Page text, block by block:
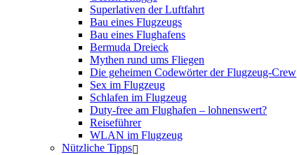
Superlativen der Luftfahrt
Bau eines Flugzeugs
Bau eines Flughafens
Bermuda Dreieck
Mythen rund ums Fliegen
Die geheimen Codewörter der Flugzeug-Crew
Sex im Flugzeug
Schlafen im Flugzeug
Duty-free am Flughafen – lohnenswert?
Reiseführer
WLAN im Flugzeug
Nützliche Tipps